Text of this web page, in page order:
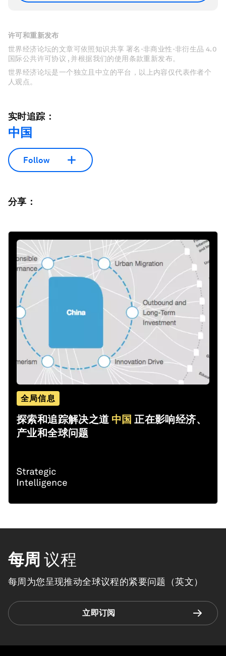
许可和重新发布
世界经济论坛的文章可依照知识共享 署名-非商业性-非衍生品 4.0
国际公共许可协议 , 并根据我们的使用条款重新发布。
世界经济论坛是一个独立且中立的平台，以上内容仅代表作者个
人观点。
实时追踪：
中国
Follow
分享：
全局信息
探索和追踪解决之道 中国 正在影响经济、
产业和全球问题
每周 议程
每周为您呈现推动全球议程的紧要问题（英文）
立即订阅